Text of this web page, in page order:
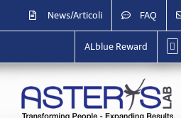
contenuto
News/Articoli FAQ
ALblue Reward